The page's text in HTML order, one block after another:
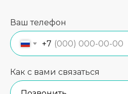
Ваш телефон
+7
Как с вами связаться